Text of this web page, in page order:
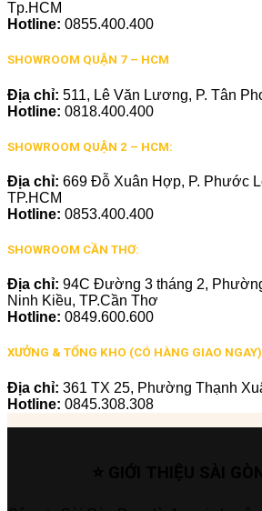
Tp.HCM
Hotline: 0855.400.400
SHOWROOM QUẬN 7 – HCM
Địa chỉ: 511, Lê Văn Lương, P. Tân
Hotline: 0818.400.400
SHOWROOM QUẬN 2 – HCM:
Địa chỉ: 669 Đỗ Xuân Hợp, P. Phước
TP.HCM
Hotline: 0853.400.400
SHOWROOM CẦN THƠ:
Địa chỉ: 94C Đường 3 tháng 2,
Ninh Kiều, TP.Cần Thơ
Hotline: 0849.600.600
XƯỞNG & TỔNG KHO (CÓ HÀNG GIAO
Địa chỉ: 361 TX 25, Phường Thạnh
Hotline: 0845.308.308